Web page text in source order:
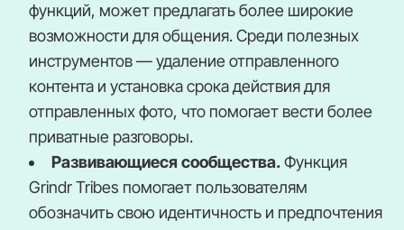
функций, может предлагать более широкие
возможности для общения. Среди полезных
инструментов — удаление отправленного
контента и установка срока действия для
отправленных фото, что помогает вести более
приватные разговоры.
Развивающиеся сообщества.Функция
Grindr Tribes помогает пользователям
обозначить свою идентичность и предпочтения